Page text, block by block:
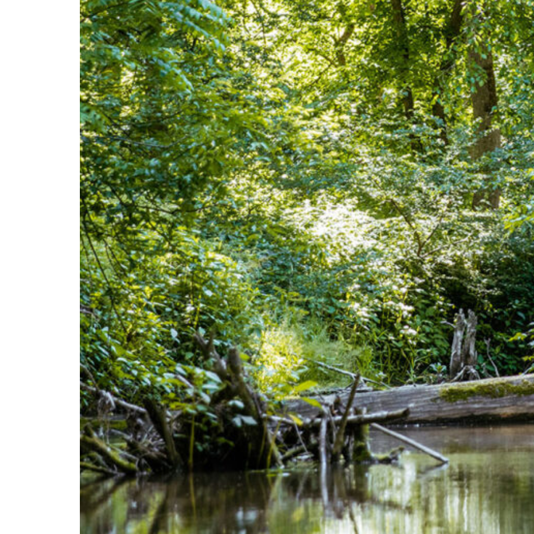
Der Mensch
COOPERATIONS S.Coop
Der Ort
Die Region Wiltz | Aktivitäten
Das Miteinander
Unsere soziale Verantwortung
Unterkünfte
Ausstattung | Informationen |
Buchen
Buchen Sie Ihre Unterkunft bei uns
Service
Neues
Aktuelles von uns